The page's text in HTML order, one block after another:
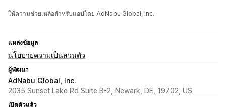
ให้ความช่วยเหลือสำหรับแอปโดย AdNabu Global, Inc.
แหล่งข้อมูล
นโยบายความเป็นส่วนตัว
ผู้พัฒนา
AdNabu Global, Inc.
2035 Sunset Lake Rd Suite B-2, Newark, DE, 19702, US
เปิดตัวแล้ว